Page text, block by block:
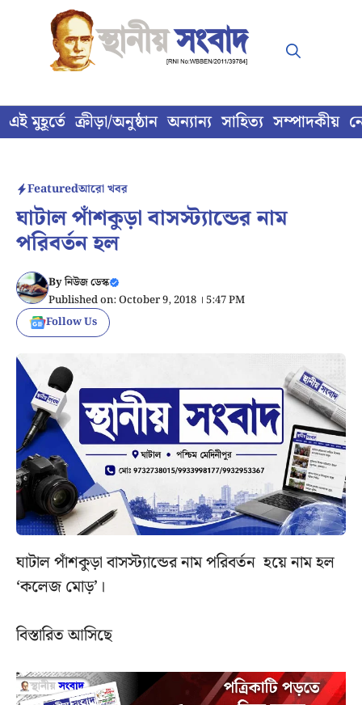
content
এই মুহূর্তে ক্রীড়া/অনুষ্ঠান অন্যান্য সাহিত্য সম্পাদকীয়
Featuredআরো খবর
ঘাটাল পাঁশকুড়া বাসস্ট্যান্ডের নাম
পরিবর্তন হল
Byনিউজ ডেস্ক
Published on: October 9, 2018 । 5:47 PM
Follow Us
ঘাটাল পাঁশকুড়া বাসস্ট্যান্ডের নাম পরিবর্তন হয়ে নাম হল
‘কলেজ মোড়’।
বিস্তারিত আসিছে